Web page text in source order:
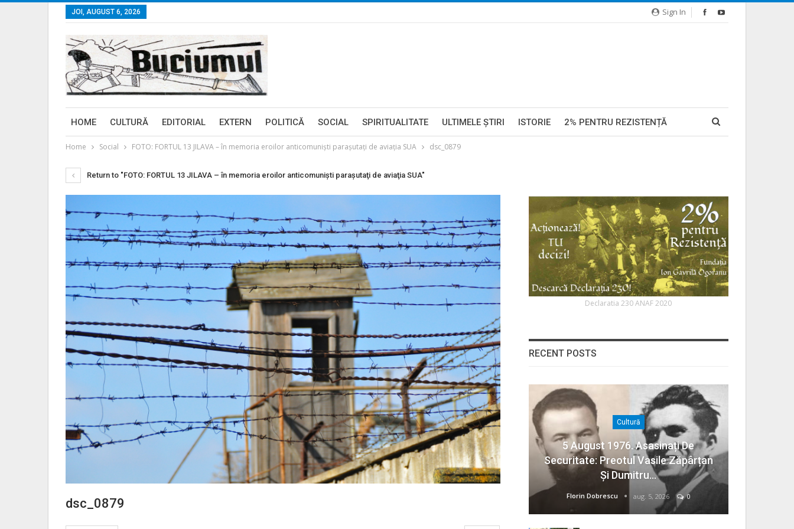
Sign In
JOI, AUGUST 6, 2026
HOME CULTURĂ EDITORIAL EXTERN POLITICĂ SOCIAL SPIRITUALITATE ULTIMELE ŞTIRI ISTORIE 2% PENTRU REZISTENȚĂ
Home Social FOTO: FORTUL 13 JILAVA – în memoria eroilor anticomunişti paraşutaţi de aviaţia SUA dsc_0879
Return to "FOTO: FORTUL 13 JILAVA – în memoria eroilor anticomunişti paraşutaţi de aviaţia SUA"
dsc_0879
Declaratia 230 ANAF 2020
RECENT POSTS
Cultură
5 August 1976. Asasinați De
Securitate: Preotul Vasile Zăpârțan
Și Dumitru…
Florin Dobrescu aug. 5, 2026 0